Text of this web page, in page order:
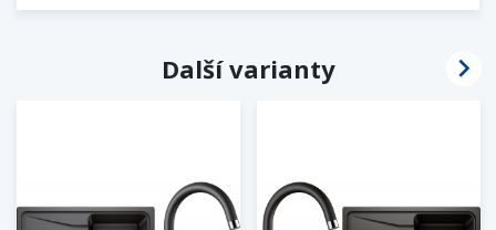
Další varianty 